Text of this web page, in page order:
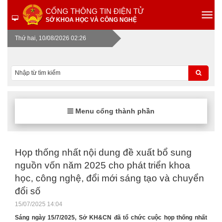
CỔNG THÔNG TIN ĐIỆN TỬ
SỞ KHOA HỌC VÀ CÔNG NGHỆ
Thứ hai, 10/08/2026 02:26
Menu cổng thành phần
Họp thống nhất nội dung đề xuất bổ sung
nguồn vốn năm 2025 cho phát triển khoa
học, công nghệ, đổi mới sáng tạo và chuyển
đổi số
15/07/2025 14:04
Sáng ngày 15/7/2025, Sở KH&CN đã tổ chức cuộc họp thống nhất